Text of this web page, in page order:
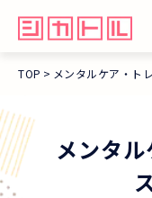
TOP メンタルケア・ト
メンタ